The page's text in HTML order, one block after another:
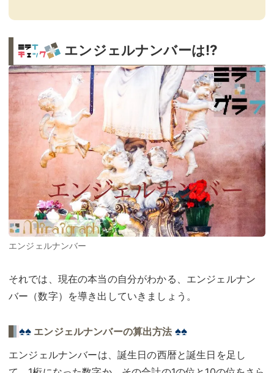
エンジェルナンバーは!?
エンジェルナンバー
それでは、現在の本当の自分がわかる、エンジェルナン
バー（数字）を導き出していきましょう。
♠♠ エンジェルナンバーの算出方法 ♠♠
エンジェルナンバーは、誕生日の西暦と誕生日を足し